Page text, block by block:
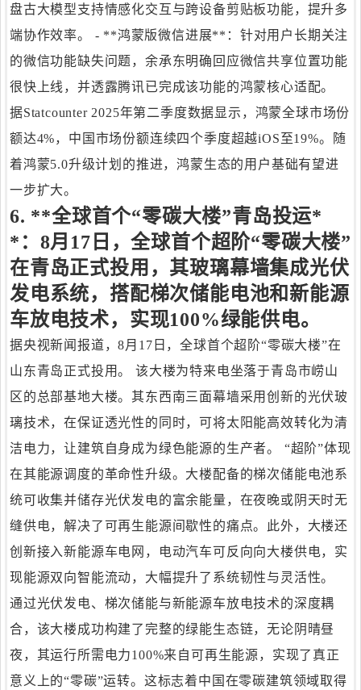
盘古大模型支持情感化交互与跨设备剪贴板功能，提升多
端协作效率。 - **鸿蒙版微信进展**：针对用户长期关注
的微信功能缺失问题，余承东明确回应微信共享位置功能
很快上线，并透露腾讯已完成该功能的鸿蒙核心适配。
据Statcounter 2025年第二季度数据显示，鸿蒙全球市场份
额达4%，中国市场份额连续四个季度超越iOS至19%。随
着鸿蒙5.0升级计划的推进，鸿蒙生态的用户基础有望进
一步扩大。
6. **全球首个“零碳大楼”青岛投运*
*：8月17日，全球首个超阶“零碳大楼”
在青岛正式投用，其玻璃幕墙集成光伏
发电系统，搭配梯次储能电池和新能源
车放电技术，实现100%绿能供电。
据央视新闻报道，8月17日，全球首个超阶“零碳大楼”在
山东青岛正式投用。 该大楼为特来电坐落于青岛市崂山
区的总部基地大楼。其东西南三面幕墙采用创新的光伏玻
璃技术，在保证透光性的同时，可将太阳能高效转化为清
洁电力，让建筑自身成为绿色能源的生产者。 “超阶”体现
在其能源调度的革命性升级。大楼配备的梯次储能电池系
统可收集并储存光伏发电的富余能量，在夜晚或阴天时无
缝供电，解决了可再生能源间歇性的痛点。此外，大楼还
创新接入新能源车电网，电动汽车可反向向大楼供电，实
现能源双向智能流动，大幅提升了系统韧性与灵活性。
通过光伏发电、梯次储能与新能源车放电技术的深度耦
合，该大楼成功构建了完整的绿能生态链，无论阴晴昼
夜，其运行所需电力100%来自可再生能源，实现了真正
意义上的“零碳”运转。这标志着中国在零碳建筑领域取得